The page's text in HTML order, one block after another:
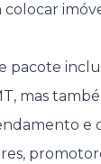
pacote
mas
e